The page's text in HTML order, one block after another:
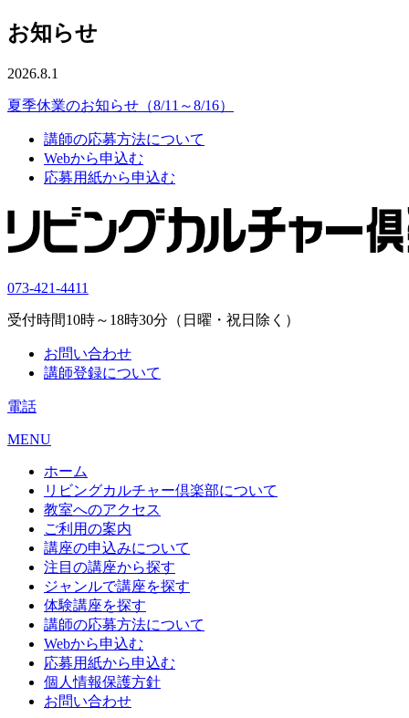
お知らせ
2026.8.1
夏季休業のお知らせ（8/11～8/16）
講師の応募方法について
Webから申込む
応募用紙から申込む
073-421-4411
受付時間10時～18時30分（日曜・祝日除く）
お問い合わせ
講師登録について
電話
MENU
ホーム
リビングカルチャー倶楽部について
教室へのアクセス
ご利用の案内
講座の申込みについて
注目の講座から探す
ジャンルで講座を探す
体験講座を探す
講師の応募方法について
Webから申込む
応募用紙から申込む
個人情報保護方針
お問い合わせ